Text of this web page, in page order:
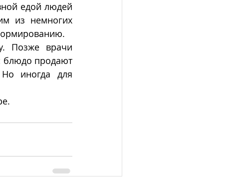
едой людей
из немногих
Позже врачи
блюдо продают
иногда для